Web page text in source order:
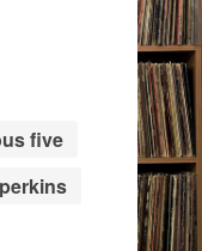
five